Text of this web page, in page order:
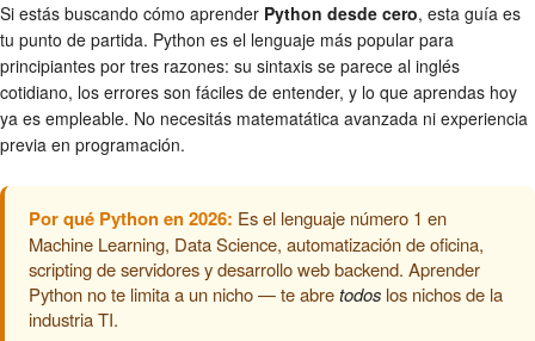
Si estás buscando cómo aprender Python desde cero, esta guía es
tu punto de partida. Python es el lenguaje más popular para
principiantes por tres razones: su sintaxis se parece al inglés
cotidiano, los errores son fáciles de entender, y lo que aprendas hoy
ya es empleable. No necesitás matematática avanzada ni experiencia
previa en programación.
Por qué Python en 2026: Es el lenguaje número 1 en
Machine Learning, Data Science, automatización de oficina,
scripting de servidores y desarrollo web backend. Aprender
Python no te limita a un nicho — te abretodos los nichos de la
industria TI.